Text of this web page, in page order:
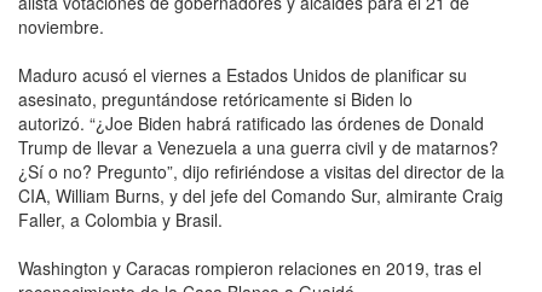
noviembre.
Maduro acusó el viernes a Estados Unidos de planificar su
asesinato, preguntándose retóricamente si Biden lo
autorizó. “¿Joe Biden habrá ratificado las órdenes de Donald
Trump de llevar a Venezuela a una guerra civil y de matarnos?
¿Sí o no? Pregunto”, dijo refiriéndose a visitas del director de la
CIA, William Burns, y del jefe del Comando Sur, almirante Craig
Faller, a Colombia y Brasil.
Washington y Caracas rompieron relaciones en 2019, tras el